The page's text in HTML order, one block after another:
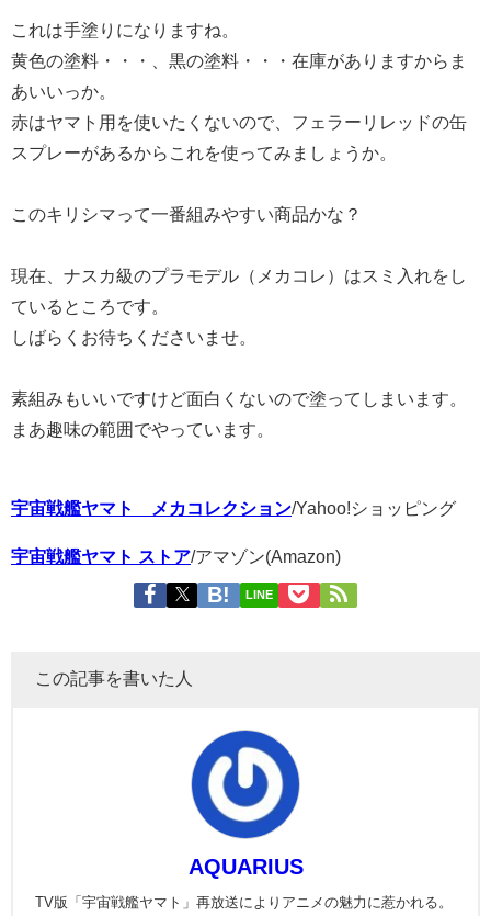
これは手塗りになりますね。
黄色の塗料・・・、黒の塗料・・・在庫がありますからま
あいいっか。
赤はヤマト用を使いたくないので、フェラーリレッドの缶
スプレーがあるからこれを使ってみましょうか。
このキリシマって一番組みやすい商品かな？
現在、ナスカ級のプラモデル（メカコレ）はスミ入れをし
ているところです。
しばらくお待ちくださいませ。
素組みもいいですけど面白くないので塗ってしまいます。
まあ趣味の範囲でやっています。
宇宙戦艦ヤマト メカコレクション/Yahoo!ショッピング
宇宙戦艦ヤマト ストア/アマゾン(Amazon)
LINE
この記事を書いた人
AQUARIUS
TV版「宇宙戦艦ヤマト」再放送によりアニメの魅力に惹かれる。